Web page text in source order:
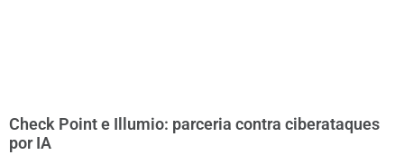
Check Point e Illumio: parceria contra ciberataques
por IA